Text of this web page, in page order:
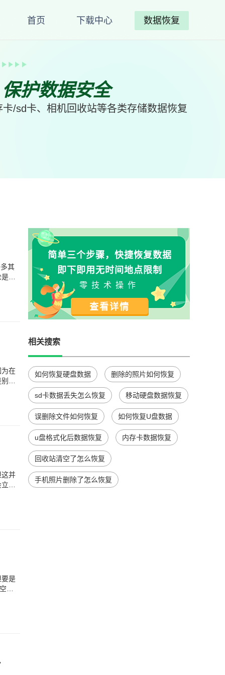
首页 下载中心 数据恢复
护数据安全
/sd卡、相机回收站等各类存储数据恢复
其
在
为在
往
这并
刻
要是
方法)
简单三个步骤，快捷恢复数据
即下即用无时间地点限制
零技术操作
查看详情
相关搜索
如何恢复硬盘数据 删除的照片如何恢复
sd卡数据丢失怎么恢复 移动硬盘数据恢复
误删除文件如何恢复 如何恢复U盘数据
u盘格式化后数据恢复 内存卡数据恢复
回收站清空了怎么恢复
手机照片删除了怎么恢复